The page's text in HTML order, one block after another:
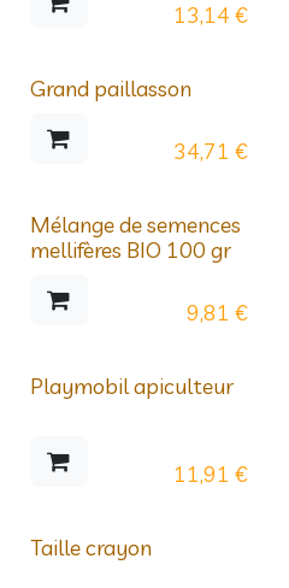
13,14 €
Grand paillasson
34,71 €
Mélange de semences
mellifères BIO 100 gr
9,81 €
Playmobil apiculteur
11,91 €
Taille crayon